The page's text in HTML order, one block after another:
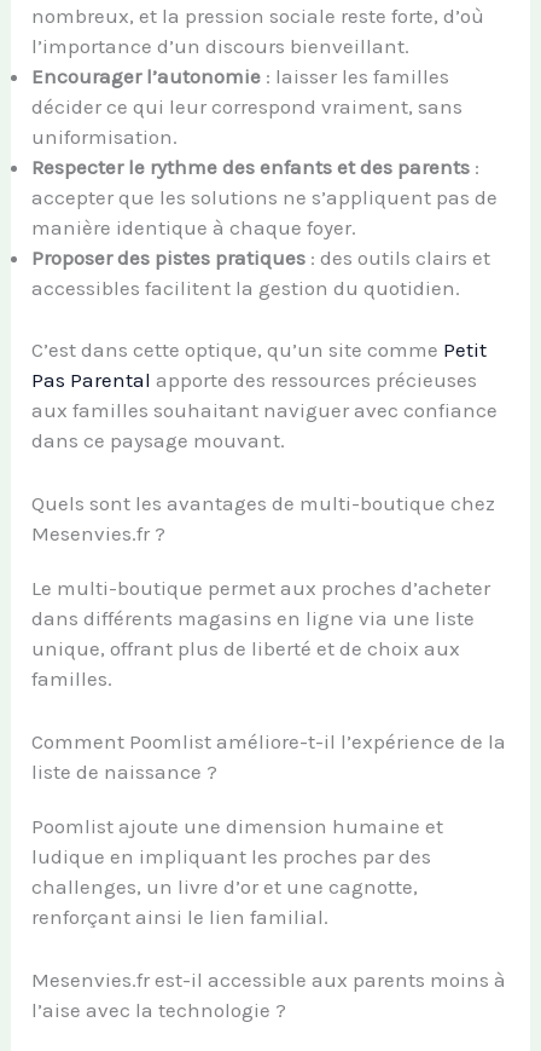
nombreux, et la pression sociale reste forte, d’où
l’importance d’un discours bienveillant.
Encourager l’autonomie : laisser les familles
décider ce qui leur correspond vraiment, sans
uniformisation.
Respecter le rythme des enfants et des parents :
accepter que les solutions ne s’appliquent pas de
manière identique à chaque foyer.
Proposer des pistes pratiques : des outils clairs et
accessibles facilitent la gestion du quotidien.
C’est dans cette optique, qu’un site comme Petit
Pas Parental apporte des ressources précieuses
aux familles souhaitant naviguer avec confiance
dans ce paysage mouvant.
Quels sont les avantages de multi-boutique chez
Mesenvies.fr ?
Le multi-boutique permet aux proches d’acheter
dans différents magasins en ligne via une liste
unique, offrant plus de liberté et de choix aux
familles.
Comment Poomlist améliore-t-il l’expérience de la
liste de naissance ?
Poomlist ajoute une dimension humaine et
ludique en impliquant les proches par des
challenges, un livre d’or et une cagnotte,
renforçant ainsi le lien familial.
Mesenvies.fr est-il accessible aux parents moins à
l’aise avec la technologie ?